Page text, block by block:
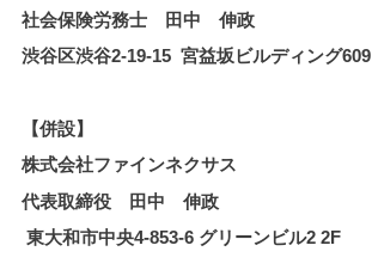
社会保険労務士 田中 伸政
渋谷区渋谷2-19-15 宮益坂ビルディング609
【併設】
株式会社ファインネクサス
代表取締役 田中 伸政
東大和市中央4-853-6 グリーンビル2 2F